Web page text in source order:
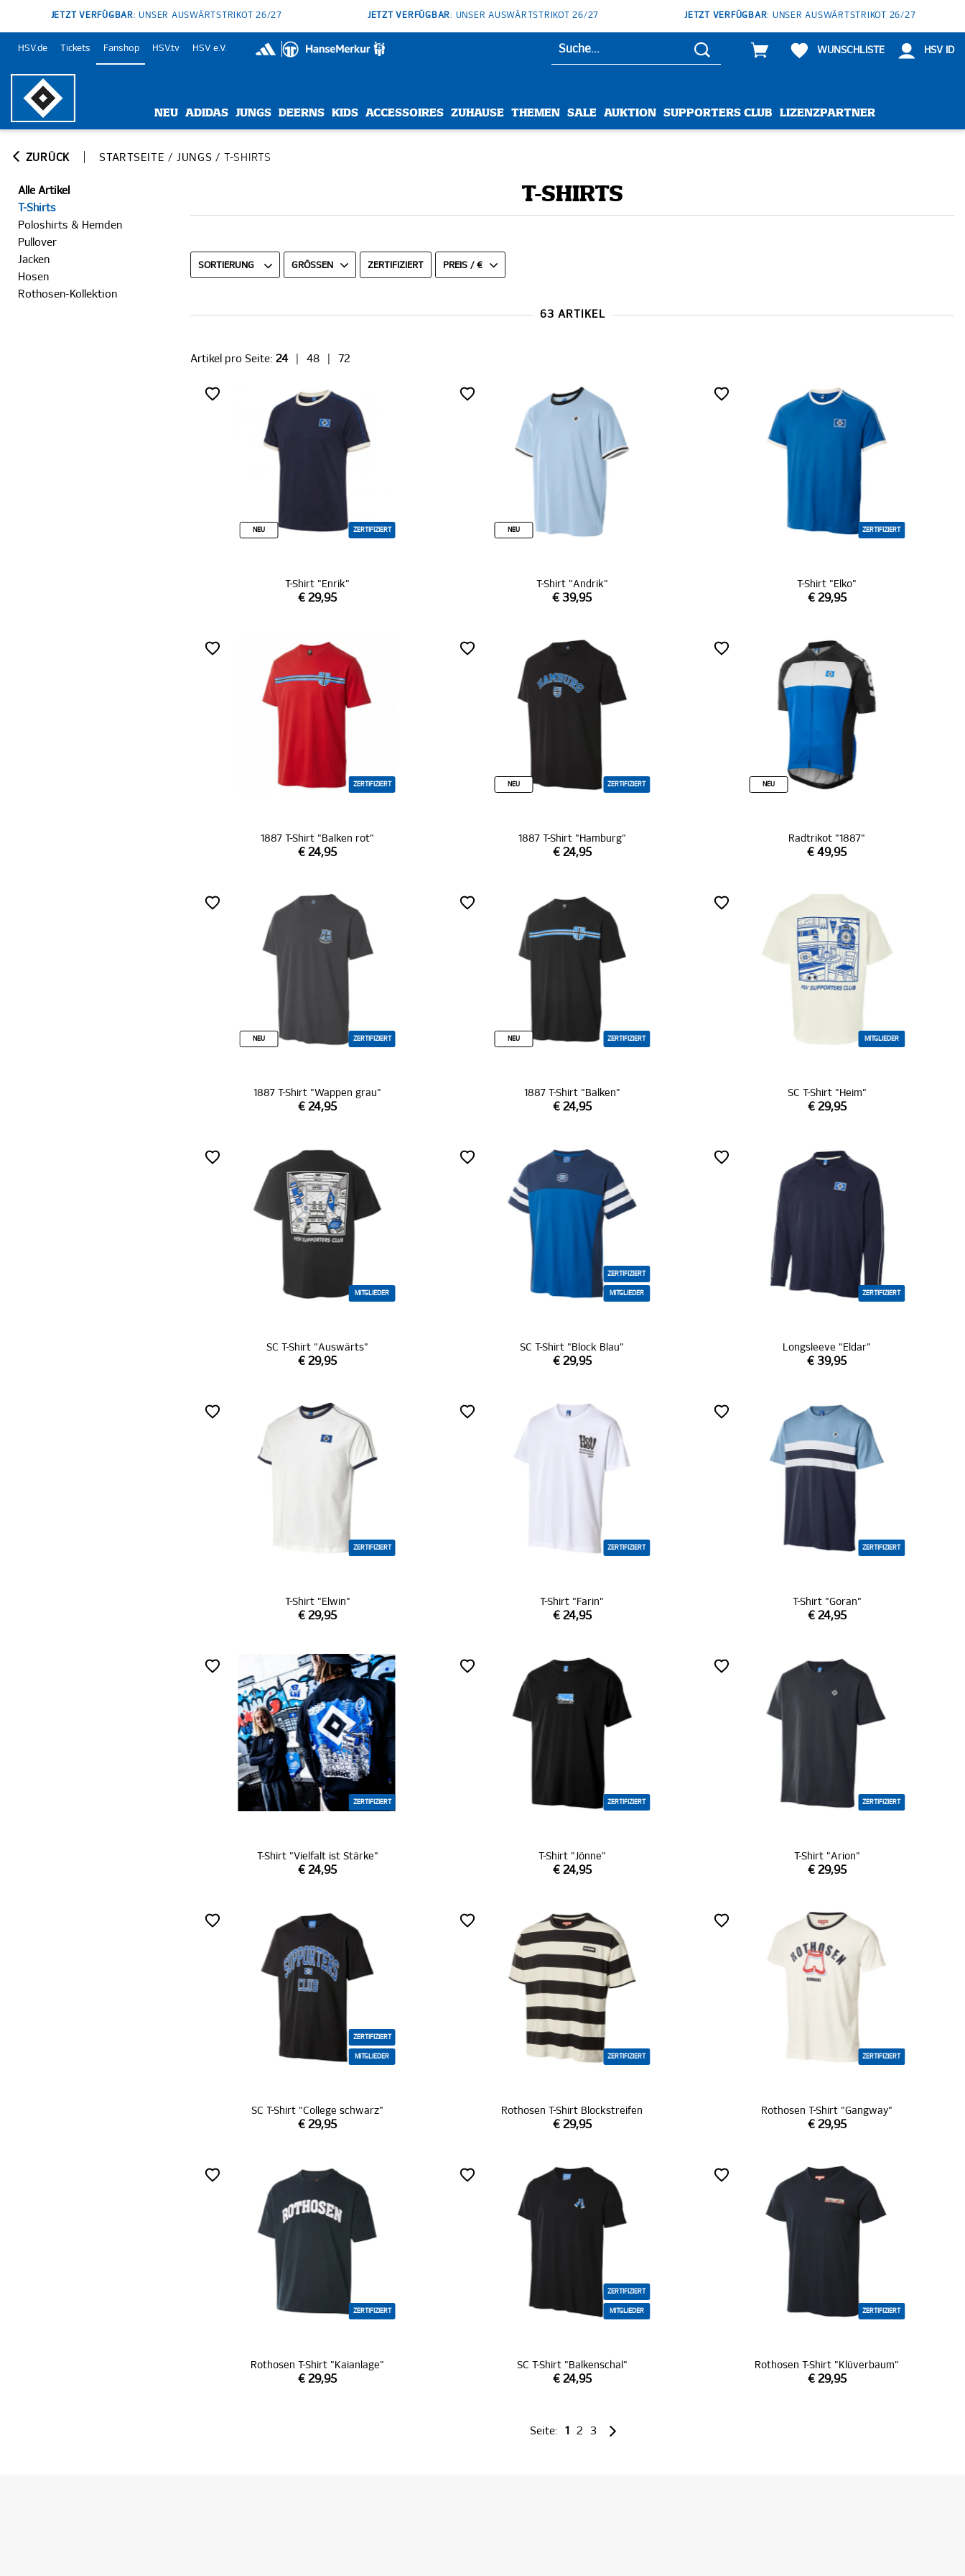
JETZT VERFÜGBAR: UNSER AUSWÄRTSTRIKOT 26/27 JETZT VERFÜGBAR: UNSER AUSWÄRTSTRIKOT 26/27 JETZT VERFÜGBAR: UNSER AUSWÄRTSTRIKOT 26/27
HSV.de Tickets Fanshop HSV.tv HSV e.V. WUNSCHLISTE HSV ID
NEU ADIDAS JUNGS DEERNS KIDS ACCESSOIRES ZUHAUSE THEMEN SALE AUKTION SUPPORTERS CLUB LIZENZPARTNER
ZURÜCK STARTSEITE / JUNGS / T-SHIRTS
Alle Artikel
T-Shirts
Poloshirts & Hemden
Pullover
Jacken
Hosen
Rothosen-Kollektion
T-SHIRTS
SORTIERUNG GRÖSSEN ZERTIFIZIERT PREIS / €
63 ARTIKEL
Artikel pro Seite: 24 48 72
NEU ZERTIFIZIERT
T-Shirt "Enrik"
€ 29,95
NEU
T-Shirt "Andrik"
€ 39,95
ZERTIFIZIERT
T-Shirt "Elko"
€ 29,95
ZERTIFIZIERT
1887 T-Shirt "Balken rot"
€ 24,95
NEU ZERTIFIZIERT
1887 T-Shirt "Hamburg"
€ 24,95
NEU
Radtrikot "1887"
€ 49,95
NEU ZERTIFIZIERT
1887 T-Shirt "Wappen grau"
€ 24,95
NEU ZERTIFIZIERT
1887 T-Shirt "Balken"
€ 24,95
MITGLIEDER
SC T-Shirt "Heim"
€ 29,95
MITGLIEDER
SC T-Shirt "Auswärts"
€ 29,95
ZERTIFIZIERT
MITGLIEDER
SC T-Shirt "Block Blau"
€ 29,95
ZERTIFIZIERT
Longsleeve "Eldar"
€ 39,95
ZERTIFIZIERT
T-Shirt "Elwin"
€ 29,95
ZERTIFIZIERT
T-Shirt "Farin"
€ 24,95
ZERTIFIZIERT
T-Shirt "Goran"
€ 24,95
ZERTIFIZIERT
T-Shirt "Vielfalt ist Stärke"
€ 24,95
ZERTIFIZIERT
T-Shirt "Jönne"
€ 24,95
ZERTIFIZIERT
T-Shirt "Arion"
€ 29,95
ZERTIFIZIERT
MITGLIEDER
SC T-Shirt "College schwarz"
€ 29,95
ZERTIFIZIERT
Rothosen T-Shirt Blockstreifen
€ 29,95
ZERTIFIZIERT
Rothosen T-Shirt "Gangway"
€ 29,95
ZERTIFIZIERT
Rothosen T-Shirt "Kaianlage"
€ 29,95
ZERTIFIZIERT
MITGLIEDER
SC T-Shirt "Balkenschal"
€ 24,95
ZERTIFIZIERT
Rothosen T-Shirt "Klüverbaum"
€ 29,95
Seite: 1 2 3